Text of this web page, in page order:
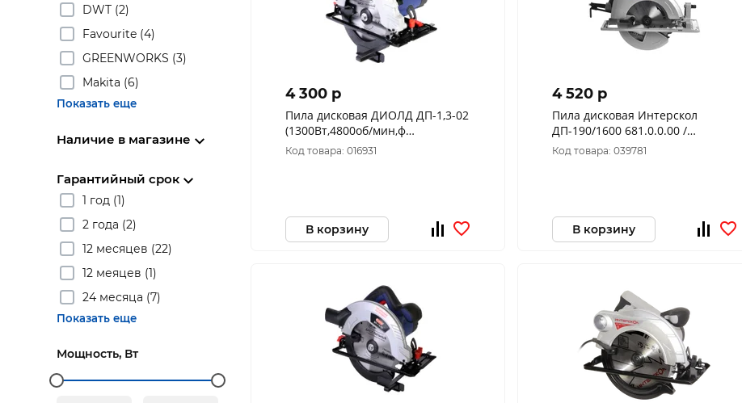
DWT (2)
Favourite (4)
GREENWORKS (3)
Makita (6)
Показать еще
Наличие в магазине
Гарантийный срок
1 год (1)
2 года (2)
12 месяцев (22)
12 меяцев (1)
24 месяца (7)
Показать еще
Мощность, Вт
4 300 p
Пила дисковая ДИОЛД ДП-1,3-02
(1300Вт,4800об/мин,ф
диска20*165мм,тип двиг
щеточный) 10061015
Код товара: 016931
В корзину
4 520 p
Пила дисковая Интерскол
ДП-190/1600 681.0.0.00 /
552.1.1.70
Код товара: 039781
В корзину